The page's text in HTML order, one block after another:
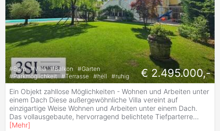
#Büro #Villa #Balkon #Garten
#Parkmöglichkeit #Terrasse #hell #ruhig € 2.495.000,-
Ein Objekt zahllose Möglichkeiten - Wohnen und Arbeiten unter
einem Dach Diese außergewöhnliche Villa vereint auf
einzigartige Weise Wohnen und Arbeiten unter einem Dach.
Das vollausgebaute, hervorragend belichtete Tiefparterre...
[Mehr]